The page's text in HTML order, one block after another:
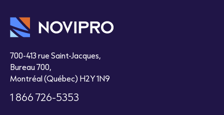
700-413 rue Saint-Jacques,
Bureau 700,
Montréal (Québec) H2Y 1N9
1 866 726-5353